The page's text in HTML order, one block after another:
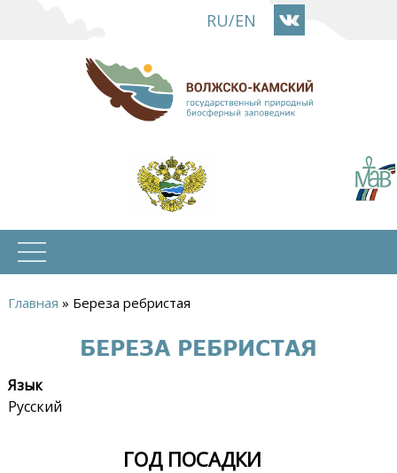
основному
содержанию
RU/EN
Главная » Береза ребристая
БЕРЕЗА РЕБРИСТАЯ
Язык
Русский
ГОД ПОСАДКИ